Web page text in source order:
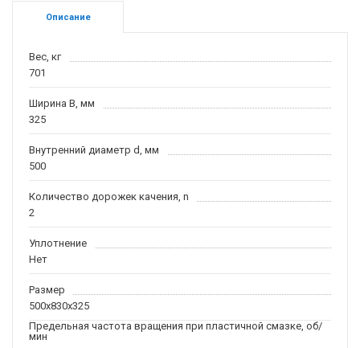
Описание
Вес, кг
701
Ширина B, мм
325
Внутренний диаметр d, мм
500
Количество дорожек качения, n
2
Уплотнение
Нет
Размер
500x830x325
Предельная частота вращения при пластичной смазке, об/
мин